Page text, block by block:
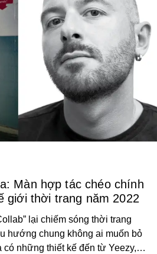
Màn hợp tác chéo chính
giới thời trang năm 2022
lại chiếm sóng thời trang
hướng chung không ai muốn bỏ
có những thiết kế đến từ Yeezy,